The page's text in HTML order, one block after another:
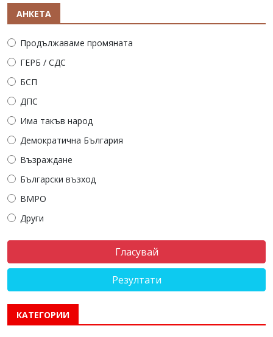
АНКЕТА
Продължаваме промяната
ГЕРБ / СДС
БСП
ДПС
Има такъв народ
Демократична България
Възраждане
Български възход
ВМРО
Други
Резултати
КАТЕГОРИИ